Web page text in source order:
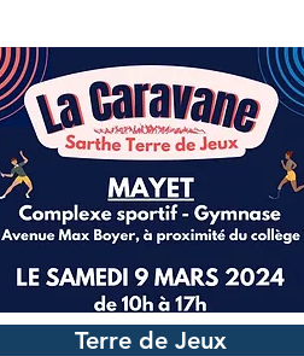
Terre de Jeux